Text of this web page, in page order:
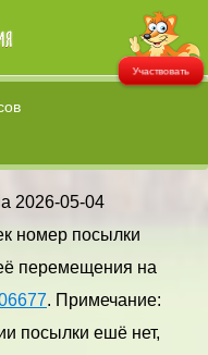
Участвовать
2026-05-04
номер посылки
перемещения на
. Примечание:
посылки ешё нет,